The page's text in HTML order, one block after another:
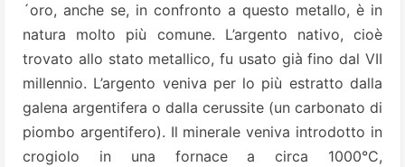
´oro, anche se, in confronto a questo metallo, è in
natura molto più comune. L’argento nativo, cioè
trovato allo stato metallico, fu usato già fino dal VII
millennio. L’argento veniva per lo più estratto dalla
galena argentifera o dalla cerussite (un carbonato di
piombo argentifero). Il minerale veniva introdotto in
crogiolo in una fornace a circa 1000°C,